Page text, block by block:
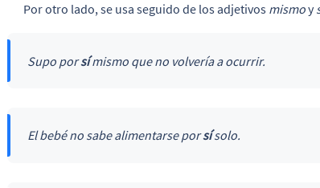
Por otro lado, se usa seguido de los adjetivos mismoy
Supo porsímismo que no volvería a ocurrir.
El bebé no sabe alimentarse porsísolo.